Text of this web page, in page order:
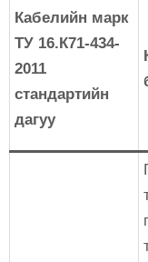
Кабелийн марк
ТУ 16.К71-434-
2011
стандартийн
дагуу